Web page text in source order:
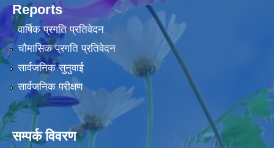
Reports
वार्षिक प्रगति प्रतिवेदन
चौमासिक प्रगति प्रतिवेदन
सार्वजनिक सुनुवाई
सार्वजनिक परीक्षण
सम्पर्क विवरण